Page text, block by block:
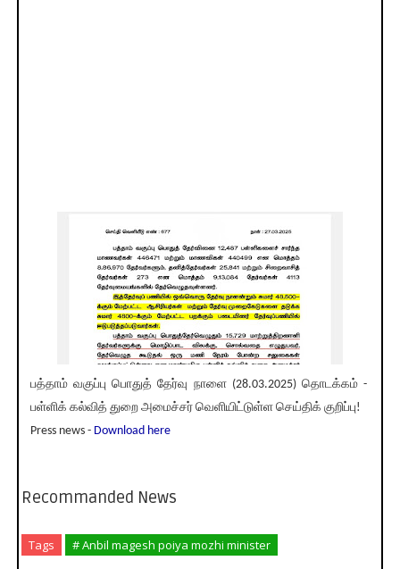
பத்தாம் வகுப்பு பொதுத் தேர்வு நாளை (28.03.2025) தொடக்கம் -
பள்ளிக் கல்வித் துறை அமைச்சர் வெளியிட்டுள்ள செய்திக் குறிப்பு!
Press news - Download here
Recommanded News
Tags # Anbil magesh poiya mozhi minister